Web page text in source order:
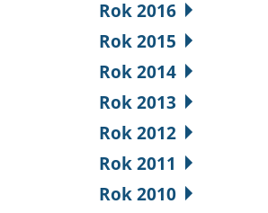
Rok 2016
Rok 2015
Rok 2014
Rok 2013
Rok 2012
Rok 2011
Rok 2010